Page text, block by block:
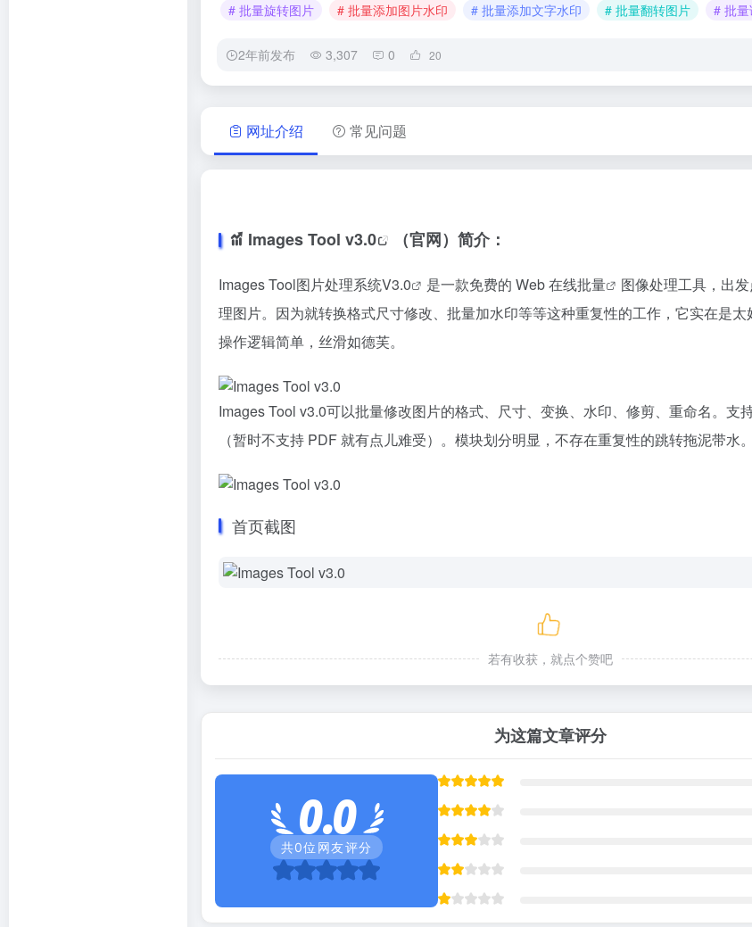
# 批量旋转图片
# 批量添加图片水印 # 批量添加文字水印 # 批量翻转图片 # 批
2年前发布 3,307 0 20
网址介绍 常见问题
Images Tool v3.0 （官网）简介：
Images Tool图片处理系统V3.0 是一款免费的 Web 在线批量
图像处理工具，出
理图片。因为就转换格式尺寸修改、批量加水印等等这种重复性的工作，它实在是太
操作逻辑简单，丝滑如德芙。
Images Tool v3.0可以批量修改图⽚的格式、尺⼨、变换、⽔印、修剪、重命名。⽀
（暂时不⽀持 PDF 就有点⼉难受）。模块划分明显，不存在重复性的跳转拖泥带⽔。
首页截图
若有收获，就点个赞吧
为这篇文章评分
0.0
共0位网友评分